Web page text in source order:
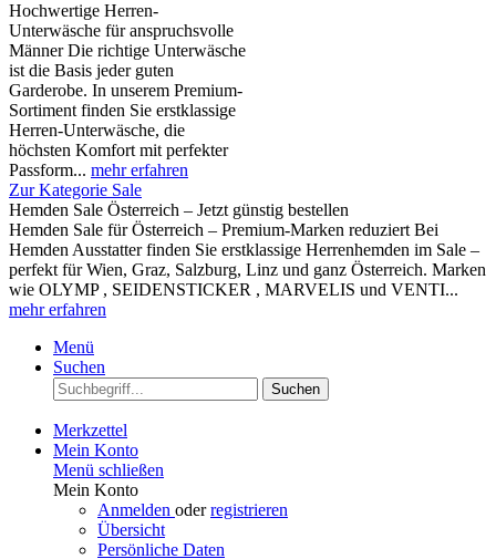
Hochwertige Herren-
Unterwäsche für anspruchsvolle
Männer Die richtige Unterwäsche
ist die Basis jeder guten
Garderobe. In unserem Premium-
Sortiment finden Sie erstklassige
Herren-Unterwäsche, die
höchsten Komfort mit perfekter
Passform... mehr erfahren
Zur Kategorie Sale
Hemden Sale Österreich – Jetzt günstig bestellen
Hemden Sale für Österreich – Premium-Marken reduziert Bei
Hemden Ausstatter finden Sie erstklassige Herrenhemden im Sale –
perfekt für Wien, Graz, Salzburg, Linz und ganz Österreich. Marken
wie OLYMP , SEIDENSTICKER , MARVELIS und VENTI...
mehr erfahren
Menü
Suchen
Suchen
Merkzettel
Mein Konto
Menü schließen
Mein Konto
Anmelden oderregistrieren
Übersicht
Persönliche Daten